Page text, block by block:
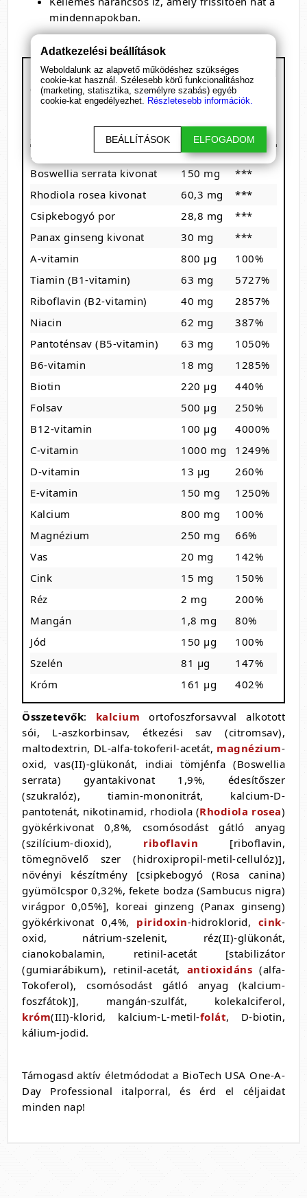
mindennapokban.
BioTech USA - One-A-Day Professional
étrend-kiegészítő italpor
Kiszerelés: %Kiszerelés%
30 adagot tartalmaz
Megnevezés
/ 8 g
RDA%
Boswellia serrata kivonat
150 mg
***
Rhodiola rosea kivonat
60,3 mg
***
Csipkebogyó por
28,8 mg
***
Panax ginseng kivonat
30 mg
***
A-vitamin
800 µg
100%
Tiamin (B1-vitamin)
63 mg
5727%
Riboflavin (B2-vitamin)
40 mg
2857%
Niacin
62 mg
387%
Pantoténsav (B5-vitamin)
63 mg
1050%
B6-vitamin
18 mg
1285%
Biotin
220 µg
440%
Folsav
500 µg
250%
B12-vitamin
100 µg
4000%
C-vitamin
1000 mg
1249%
D-vitamin
13 µg
260%
E-vitamin
150 mg
1250%
Kalcium
800 mg
100%
Magnézium
250 mg
66%
Vas
20 mg
142%
Cink
15 mg
150%
Réz
2 mg
200%
Mangán
1,8 mg
80%
Jód
150 µg
100%
Szelén
81 µg
147%
Króm
161 µg 402%
Összetevők: kalcium ortofoszforsavval alkotott
sói, L-aszkorbinsav, étkezési sav (citromsav),
maltodextrin, DL-alfa-tokoferil-acetát, magnézium-
oxid, vas(II)-glükonát, indiai tömjénfa (Boswellia
serrata) gyantakivonat 1,9%, édesítőszer
(szukralóz), tiamin-mononitrát, kalcium-D-
pantotenát, nikotinamid, rhodiola (Rhodiola rosea)
gyökérkivonat 0,8%, csomósodást gátló anyag
(szilícium-dioxid), riboflavin [riboflavin,
tömegnövelő szer (hidroxipropil-metil-cellulóz)],
növényi készítmény [csipkebogyó (Rosa canina)
gyümölcspor 0,32%, fekete bodza (Sambucus nigra)
virágpor 0,05%], koreai ginzeng (Panax ginseng)
gyökérkivonat 0,4%, piridoxin-hidroklorid, cink-
oxid, nátrium-szelenit, réz(II)-glükonát,
cianokobalamin, retinil-acetát [stabilizátor
(gumiarábikum), retinil-acetát, antioxidáns (alfa-
Tokoferol), csomósodást gátló anyag (kalcium-
foszfátok)], mangán-szulfát, kolekalciferol,
króm(III)-klorid, kalcium-L-metil-folát, D-biotin,
kálium-jodid.
Támogasd aktív életmódodat a BioTech USA One-A-
Day Professional italporral, és érd el céljaidat
minden nap!
Adatkezelési beállítások
Weboldalunk az alapvető működéshez szükséges
cookie-kat használ. Szélesebb körű funkcionalitáshoz
(marketing, statisztika, személyre szabás) egyéb
cookie-kat engedélyezhet. Részletesebb információk.
BEÁLLÍTÁSOK ELFOGADOM